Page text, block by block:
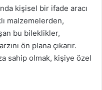
kişisel bir ifade aracı
malzemelerden,
bu bileklikler,
ön plana çıkarır.
sahip olmak, kişiye özel